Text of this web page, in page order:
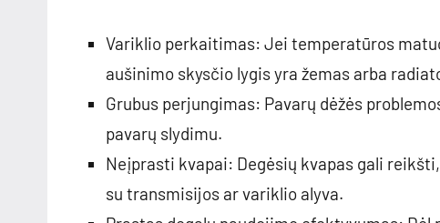
Variklio perkaitimas: Jei temperatūros
aušinimo skysčio lygis yra žemas arba
Grubus perjungimas: Pavarų dėžės
pavarų slydimu.
Neįprasti kvapai: Degėsių kvapas gali
su transmisijos ar variklio alyva.